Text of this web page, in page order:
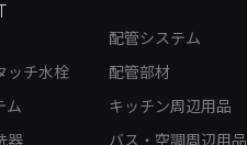
ッチ水栓
ム
器
配管システム
配管部材
キッチン周辺用品
バス・空調周辺用品